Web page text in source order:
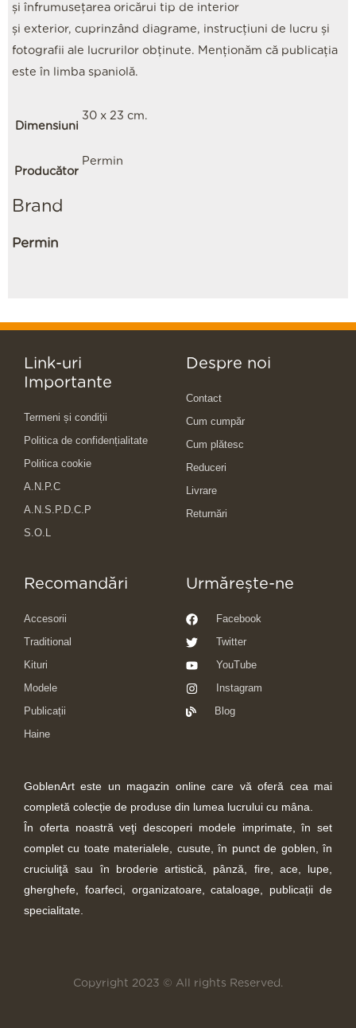
și înfrumusețarea oricărui tip de interior
și exterior, cuprinzând diagrame, instrucțiuni de lucru și
fotografii ale lucrurilor obținute. Menţionăm că publicaţia
este în limba spaniolă.
Dimensiuni
30 x 23 cm.
Producător
Permin
Brand
Permin
Link-uri
Importante
Termeni și condiții
Politica de confidențialitate
Politica cookie
A.N.P.C
A.N.S.P.D.C.P
S.O.L
Despre noi
Contact
Cum cumpăr
Cum plătesc
Reduceri
Livrare
Returnări
Recomandări
Accesorii
Traditional
Kituri
Modele
Publicații
Haine
Urmărește-ne
Facebook
Twitter
YouTube
Instagram
Blog
GoblenArt este un magazin online care vă oferă cea mai
completă colecție de produse din lumea lucrului cu mâna.
În oferta noastră veţi descoperi modele imprimate, în set
complet cu toate materialele, cusute, în punct de goblen, în
cruciuliţă sau în broderie artistică, pânză, fire, ace, lupe,
gherghefe, foarfeci, organizatoare, cataloage, publicații de
specialitate.
Copyright 2023 © All rights Reserved.